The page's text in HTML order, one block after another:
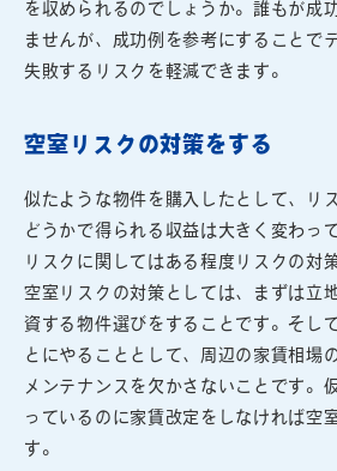
を収められるのでしょうか。誰もが成
ませんが、成功例を参考にすることで
失敗するリスクを軽減できます。
空室リスクの対策をする
似たような物件を購入したとして、リ
どうかで得られる収益は大きく変わっ
リスクに関してはある程度リスクの対
空室リスクの対策としては、まずは立
資する物件選びをすることです。そし
とにやることとして、周辺の家賃相場
メンテナンスを欠かさないことです。
っているのに家賃改定をしなければ空
す。